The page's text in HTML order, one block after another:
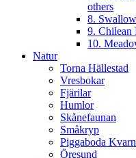
others
8.
9. Chilean
10.
Natur
Torna Hällestad
Vresbokar
Fjärilar
Humlor
Skånefaunan
Småkryp
Piggaboda Kvarn
Öresund